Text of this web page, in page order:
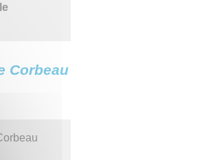
Corbeau